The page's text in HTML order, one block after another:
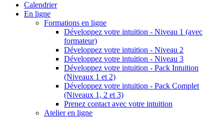
Calendrier
En ligne
Formations en ligne
Développez votre intuition - Niveau 1 (avec
formateur)
Développez votre intuition - Niveau 2
Développez votre intuition - Niveau 3
Développez votre intuition - Pack Intuition
(Niveaux 1 et 2)
Développez votre intuition - Pack Complet
(Niveaux 1, 2 et 3)
Prenez contact avec votre intuition
Atelier en ligne